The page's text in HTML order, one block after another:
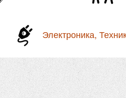
Электроника,